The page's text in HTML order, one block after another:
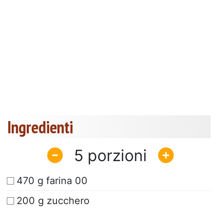
Ingredienti
5
470 g farina 00
200 g zucchero